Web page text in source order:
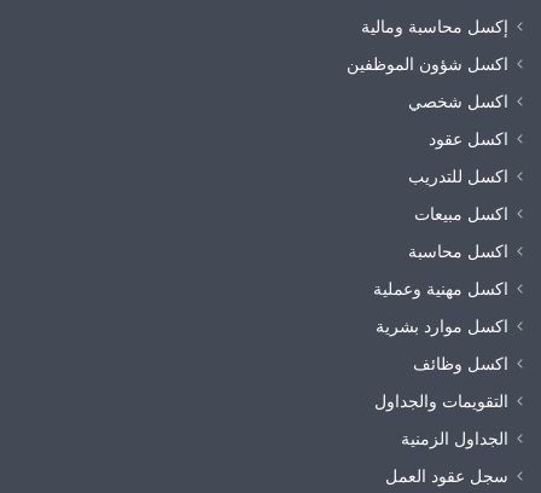
إكسل محاسبة ومالية
اكسل شؤون الموظفين
اكسل شخصي
اكسل عقود
اكسل للتدريب
اكسل مبيعات
اكسل محاسبة
اكسل مهنية وعملية
اكسل موارد بشرية
اكسل وظائف
التقويمات والجداول
الجداول الزمنية
سجل عقود العمل